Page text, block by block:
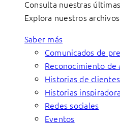
Consulta nuestras
Explora nuestros
Saber más
Comunicados de
Reconocimiento de
Historias de clientes
Historias
Redes sociales
Eventos